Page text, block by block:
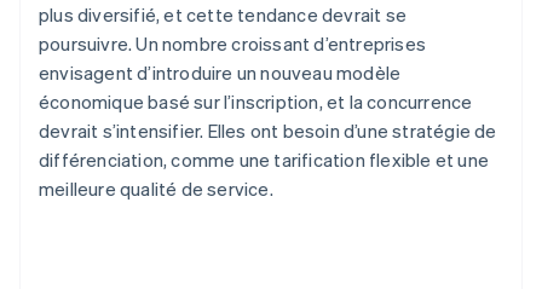
plus diversifié, et cette tendance devrait se
poursuivre. Un nombre croissant d’entreprises
envisagent d’introduire un nouveau modèle
économique basé sur l’inscription, et la concurrence
devrait s’intensifier. Elles ont besoin d’une stratégie de
différenciation, comme une tarification flexible et une
meilleure qualité de service.